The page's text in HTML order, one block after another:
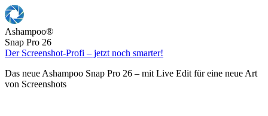
Ashampoo®
Snap Pro 26
Der Screenshot-Profi – jetzt noch smarter!
Das neue Ashampoo Snap Pro 26 – mit Live Edit für eine neue Art
von Screenshots